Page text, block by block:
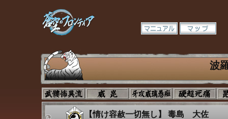
波
【情け容赦一切無し】 毒島 大佐